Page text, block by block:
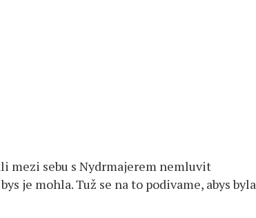
mezi sebu s Nydrmajerem nemluvit
je mohla. Tuž se na to podivame, abys byla